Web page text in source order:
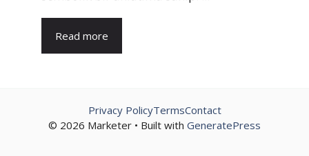
Read more
© 2026 Marketer • Built with GeneratePress
Privacy PolicyTermsContact